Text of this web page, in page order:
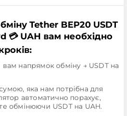
Tether BEP20 USDT
💳 UAH вам необхідно
вам напрямок обміну → USDT на
яка нам потрібна для
автоматично порахує,
обмінюючи USDT на UAH.